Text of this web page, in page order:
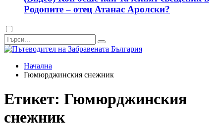
Родопите – отец Атанас Аролски?
Dark
mode
Начална
Гюмюрджинския снежник
Етикет: Гюмюрджинския
снежник